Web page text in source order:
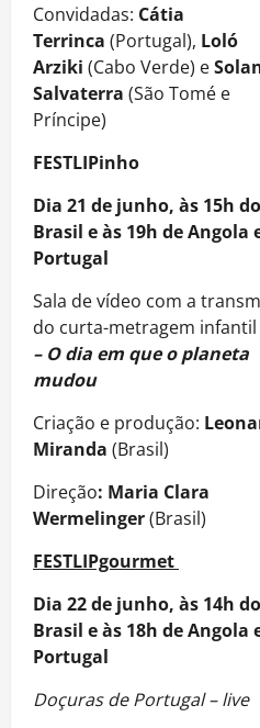
Convidadas: Cátia
Terrinca (Portugal), Loló
Arziki (Cabo Verde) e
Salvaterra (São Tomé e
Príncipe)
FESTLIPinho
Dia 21 de junho, às 15h do
Brasil e às 19h de Angola
Portugal
Sala de vídeo com a
do curta-metragem infantil
– O dia em que o planeta
mudou
Criação e produção:
Miranda (Brasil)
Direção: Maria Clara
Wermelinger(Brasil)
FESTLIPgourmet
Dia 22 de junho, às 14h do
Brasil e às 18h de Angola
Portugal
Doçuras de Portugal – live